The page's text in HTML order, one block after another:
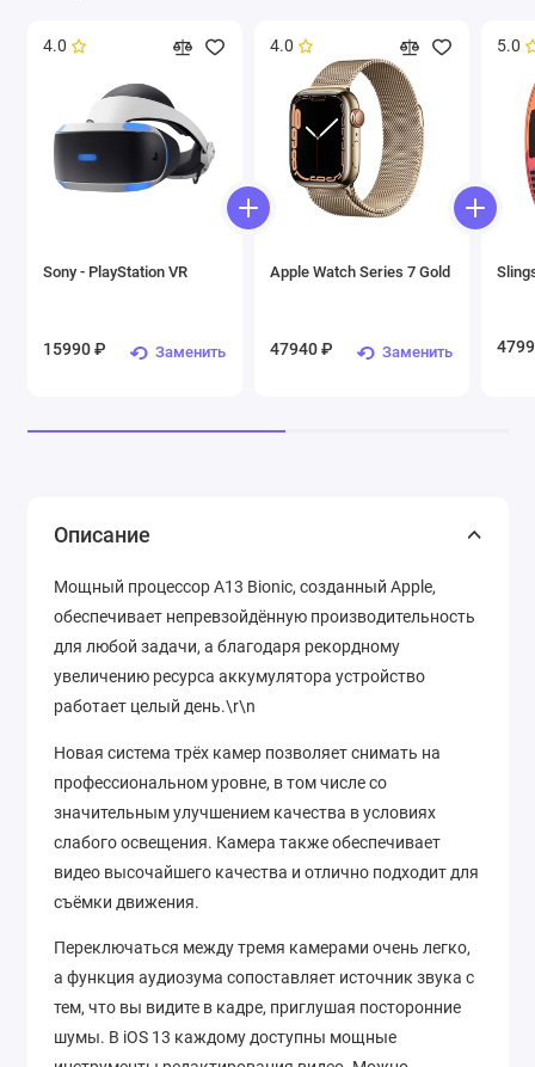
4.0
Sony - PlayStation VR
15990 ₽ Заменить
4.0
Apple Watch Series 7 Gold
47940 ₽ Заменить
5.0
Описание
Мощный процессор A13 Bionic, созданный Apple,
обеспечивает непревзойдённую производительность
для любой задачи, а благодаря рекордному
увеличению ресурса аккумулятора устройство
работает целый день.\r\n
Новая система трёх камер позволяет снимать на
профессиональном уровне, в том числе со
значительным улучшением качества в условиях
слабого освещения. Камера также обеспечивает
видео высочайшего качества и отлично подходит для
съёмки движения.
Переключаться между тремя камерами очень легко,
а функция аудиозума сопоставляет источник звука с
тем, что вы видите в кадре, приглушая посторонние
шумы. В iOS 13 каждому доступны мощные